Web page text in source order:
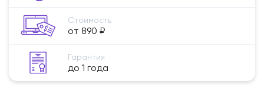
Стоимость
от 890 ₽
Гарантия
до 1 года